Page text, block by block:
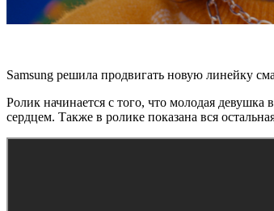
Samsung решила продвигать новую линейку
Ролик начинается с того, что молодая
сердцем. Также в ролике показана вся